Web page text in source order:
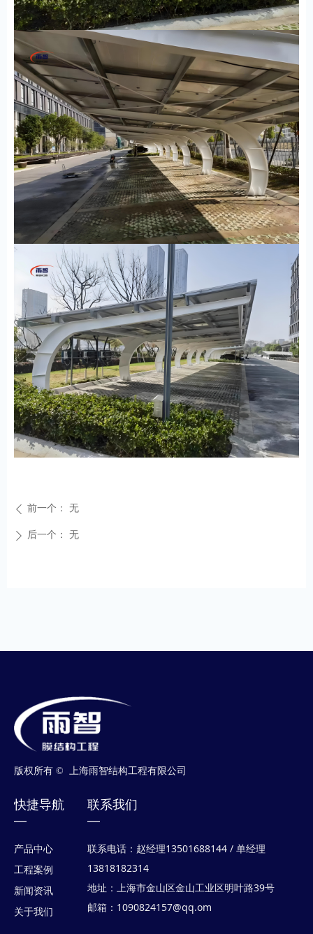
ꄴ 前一个： 无
ꄲ 后一个： 无
版权所有 © 上海雨智结构工程有限公司
快捷导航
—
产品中心
工程案例
新闻资讯
关于我们
联系我们
—
联系电话：赵经理13501688144 / 单经理
13818182314
地址：上海市金山区金山工业区明叶路39号
邮箱：1090824157@qq.om